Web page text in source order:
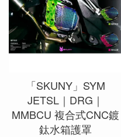
「SKUNY」SYM
JETSL｜DRG｜
MMBCU 複合式CNC鍍
鈦水箱護罩